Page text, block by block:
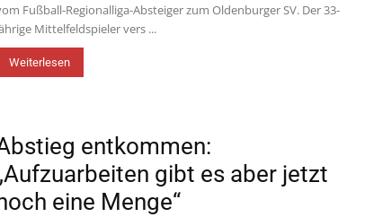
Fußball-Regionalliga-Absteiger zum Oldenburger SV. Der 33-
Mittelfeldspieler vers ...
Weiterlesen
entkommen:
gibt es aber jetzt
eine Menge“